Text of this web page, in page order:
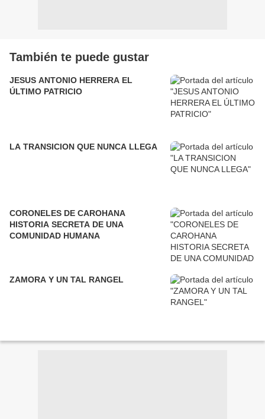
También te puede gustar
JESUS ANTONIO HERRERA EL
ÚLTIMO PATRICIO
LA TRANSICION QUE NUNCA LLEGA
CORONELES DE CAROHANA
HISTORIA SECRETA DE UNA
COMUNIDAD HUMANA
ZAMORA Y UN TAL RANGEL